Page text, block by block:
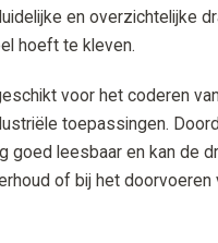
en overzichtelijke
hoeft te kleven.
voor het coderen
toepassingen.
goed leesbaar en kan de
of bij het doorvoeren